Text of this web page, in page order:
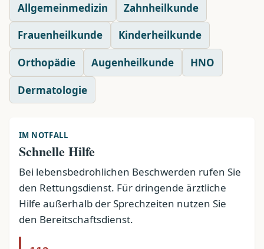
Allgemeinmedizin Zahnheilkunde
Frauenheilkunde Kinderheilkunde
Orthopädie Augenheilkunde HNO
Dermatologie
IM NOTFALL
Schnelle Hilfe
Bei lebensbedrohlichen Beschwerden rufen Sie
den Rettungsdienst. Für dringende ärztliche
Hilfe außerhalb der Sprechzeiten nutzen Sie
den Bereitschaftsdienst.